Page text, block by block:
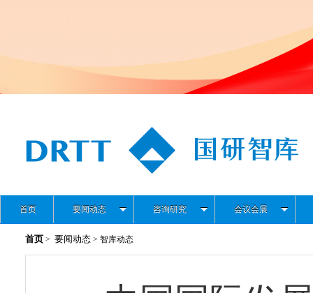
首页 要闻动态 咨询研究 会议会展
首页 > 要闻动态 > 智库动态